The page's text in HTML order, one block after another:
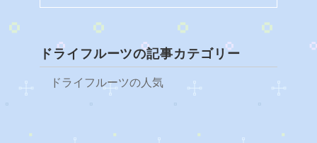
ドライフルーツの記事カテゴリー
ドライフルーツの人気